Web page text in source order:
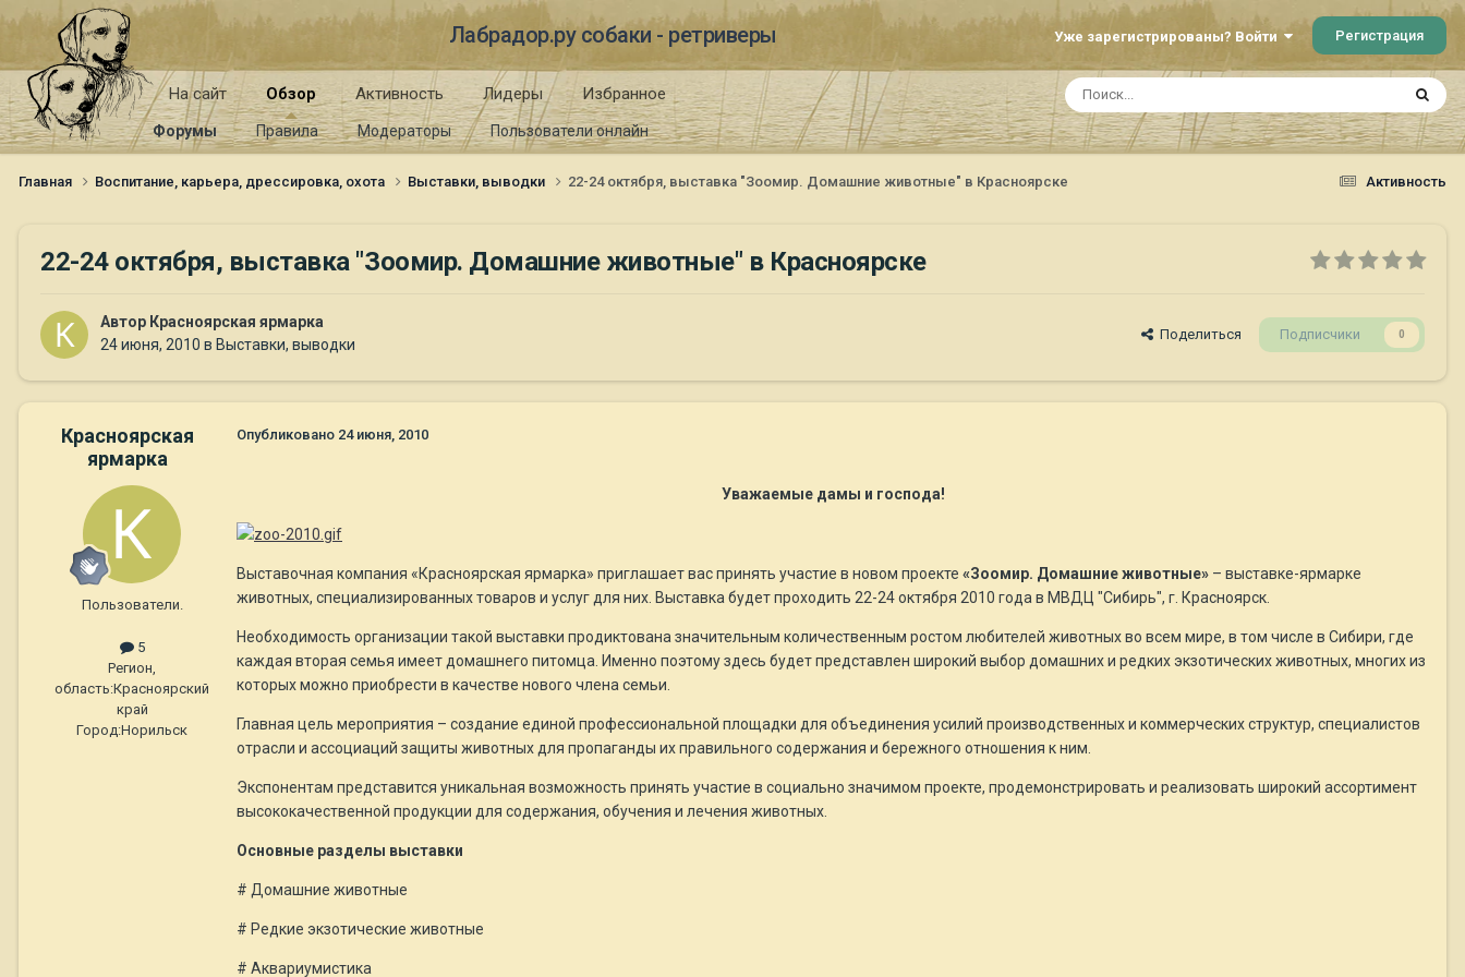
Лабрадор.ру собаки - ретриверы Уже зарегистрированы? Войти Регистрация
На сайт Обзор
Форумы Правила Модераторы Пользователи онлайн
Активность Лидеры Избранное
Активность
Главная Воспитание, карьера, дрессировка, охота Выставки, выводки 22-24 октября, выставка "Зоомир. Домашние животные" в Красноярске
22-24 октября, выставка "Зоомир. Домашние животные" в Красноярске
Автор Красноярская ярмарка
24 июня, 2010 в Выставки, выводки
Поделиться Подписчики 0
Красноярская
ярмарка
Пользователи.
5
Регион,
область:Красноярский
край
Город:Норильск
Опубликовано 24 июня, 2010
Уважаемые дамы и господа!
Выставочная компания «Красноярская ярмарка» приглашает вас принять участие в новом проекте «Зоомир. Домашние животные» – выставке-ярмарке
животных, специализированных товаров и услуг для них. Выставка будет проходить 22-24 октября 2010 года в МВДЦ "Сибирь", г. Красноярск.
Необходимость организации такой выставки продиктована значительным количественным ростом любителей животных во всем мире, в том числе в Сибири, где
каждая вторая семья имеет домашнего питомца. Именно поэтому здесь будет представлен широкий выбор домашних и редких экзотических животных, многих из
которых можно приобрести в качестве нового члена семьи.
Главная цель мероприятия – создание единой профессиональной площадки для объединения усилий производственных и коммерческих структур, специалистов
отрасли и ассоциаций защиты животных для пропаганды их правильного содержания и бережного отношения к ним.
Экспонентам представится уникальная возможность принять участие в социально значимом проекте, продемонстрировать и реализовать широкий ассортимент
высококачественной продукции для содержания, обучения и лечения животных.
Основные разделы выставки
# Домашние животные
# Редкие экзотические животные
# Аквариумистика